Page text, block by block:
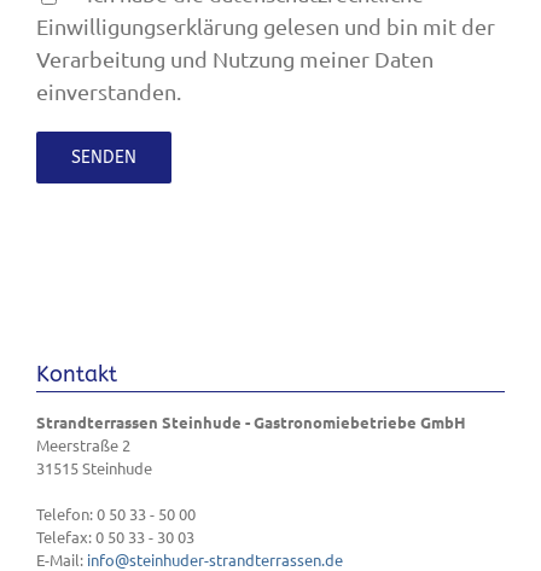
Einwilligungserklärung gelesen und bin mit der
Verarbeitung und Nutzung meiner Daten
einverstanden.
Kontakt
Strandterrassen Steinhude - Gastronomiebetriebe GmbH
Meerstraße 2
31515Steinhude
Telefon:0 50 33 - 50 00
Telefax:0 50 33 - 30 03
E-Mail: info@steinhuder-strandterrassen.de